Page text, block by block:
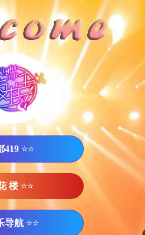
419 ⭐⭐
楼 ⭐⭐
导航 ⭐⭐